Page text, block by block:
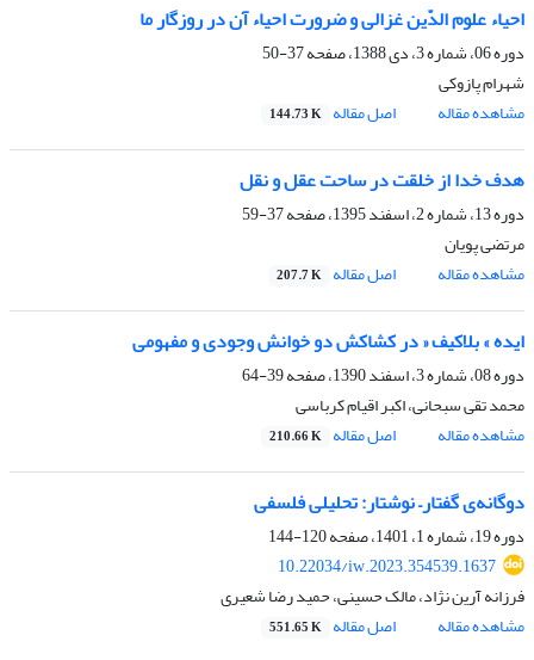
احیاء علوم ‌الدّین غزالی و ضرورت احیاء آن در روزگار ما
دوره 06، شماره 3، دی 1388، صفحه
37-50
شهرام پازوکی
مشاهده مقاله
اصل مقاله 144.73 K
هدف خدا از خلقت در ساحت عقل و نقل
دوره 13، شماره 2، اسفند 1395، صفحه
37-59
مرتضی پویان
مشاهده مقاله
اصل مقاله 207.7 K
ایده » بلاکیف « در کشاکش دو خوانش وجودی و مفهومی
دوره 08، شماره 3، اسفند 1390، صفحه
39-64
محمد تقی سبحانی، اکبر اقیام کرباسی
مشاهده مقاله
اصل مقاله 210.66 K
دوگانه‌ی گفتار– نوشتار: تحلیلی فلسفی
دوره 19، شماره 1، 1401، صفحه
120-144
10.22034/iw.2023.354539.1637
فرزانه آرین نژاد، مالک حسینی، حمید رضا شعیری
مشاهده مقاله
اصل مقاله 551.65 K